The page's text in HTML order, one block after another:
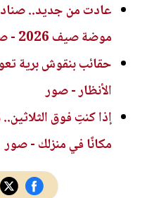
عادت من جديد..
موضة صيف 2026 - صور
حقائب بنقوش برية
الأنظار - صور
إذا كنتِ فوق
مكانًا في منزلك - صور